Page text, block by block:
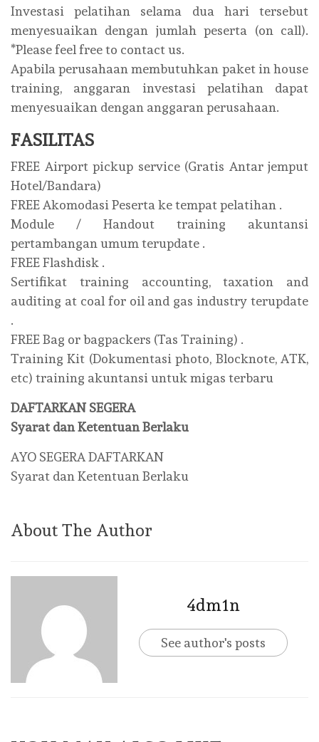
Investasi pelatihan selama dua hari tersebut
menyesuaikan dengan jumlah peserta (on call).
*Please feel free to contact us.
Apabila perusahaan membutuhkan paket in house
training, anggaran investasi pelatihan dapat
menyesuaikan dengan anggaran perusahaan.
FASILITAS
FREE Airport pickup service (Gratis Antar jemput
Hotel/Bandara)
FREE Akomodasi Peserta ke tempat pelatihan .
Module / Handout training akuntansi
pertambangan umum terupdate .
FREE Flashdisk .
Sertifikat training accounting, taxation and
auditing at coal for oil and gas industry terupdate
.
FREE Bag or bagpackers (Tas Training) .
Training Kit (Dokumentasi photo, Blocknote, ATK,
etc) training akuntansi untuk migas terbaru
DAFTARKAN SEGERA
Syarat dan Ketentuan Berlaku
AYO SEGERA DAFTARKAN
Syarat dan Ketentuan Berlaku
About The Author
4dm1n
See author's posts